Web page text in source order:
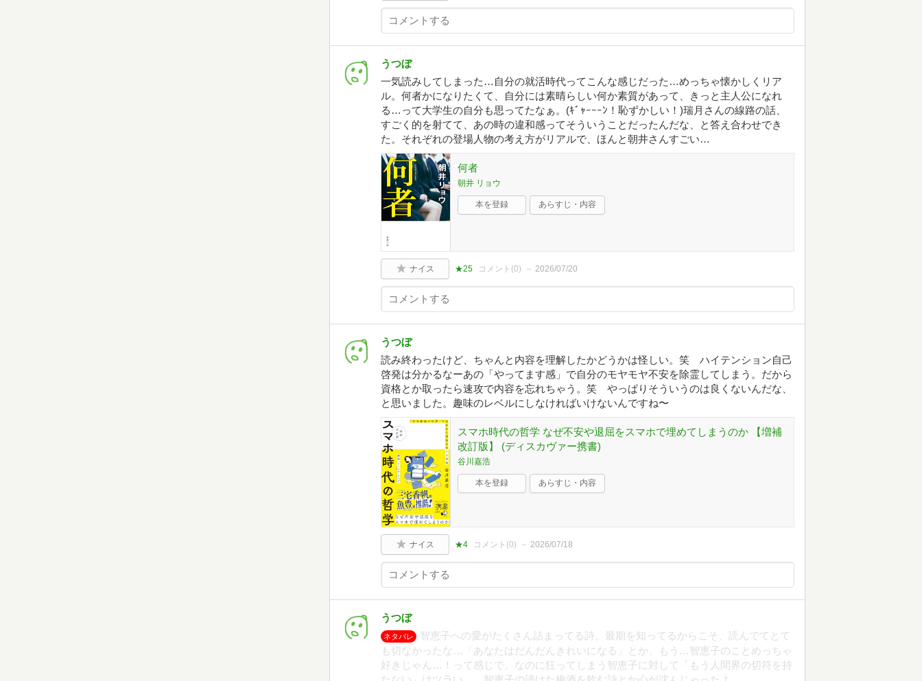
うつぼ
一気読みしてしまった…自分の就活時代ってこんな感じだった…めっちゃ懐かしくリア
ル。何者かになりたくて、自分には素晴らしい何か素質があって、きっと主人公になれ
る…って大学生の自分も思ってたなぁ。(ｷﾞｬｰｰｰﾝ！恥ずかしい！)瑞月さんの線路の話、
すごく的を射てて、あの時の違和感ってそういうことだったんだな、と答え合わせでき
た。それぞれの登場人物の考え方がリアルで、ほんと朝井さんすごい…
何者
朝井 リョウ
本を登録 あらすじ・内容
ナイス ★25 コメント(0) 2026/07/20
うつぼ
読み終わったけど、ちゃんと内容を理解したかどうかは怪しい。笑 ハイテンション自己
啓発は分かるなーあの「やってます感」で自分のモヤモヤ不安を除霊してしまう。だから
資格とか取ったら速攻で内容を忘れちゃう。笑 やっぱりそういうのは良くないんだな、
と思いました。趣味のレベルにしなければいけないんですね〜
スマホ時代の哲学 なぜ不安や退屈をスマホで埋めてしまうのか 【増補
改訂版】 (ディスカヴァー携書)
谷川嘉浩
本を登録 あらすじ・内容
ナイス ★4 コメント(0) 2026/07/18
うつぼ
ネタバレ
智恵子への愛がたくさん詰まってる詩。最期を知ってるからこそ、読んでてとて
も切なかったな…「あなたはだんだんきれいになる」とか、もう…智恵子のことめっちゃ
好きじゃん…！って感じで。なのに狂ってしまう智恵子に対して「もう人間界の切符を持